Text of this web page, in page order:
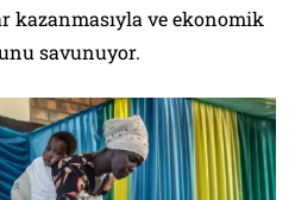
ve ekonomik
savunuyor.